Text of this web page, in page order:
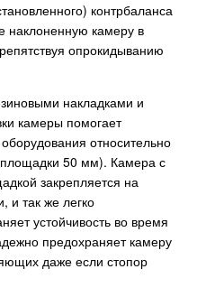
контрбаланса
наклоненную камеру в
опрокидыванию
накладками и
камеры помогает
относительно
площадки 50 мм). Камера с
закрепляется на
и так же легко
устойчивость во время
предохраняет камеру
даже если стопор